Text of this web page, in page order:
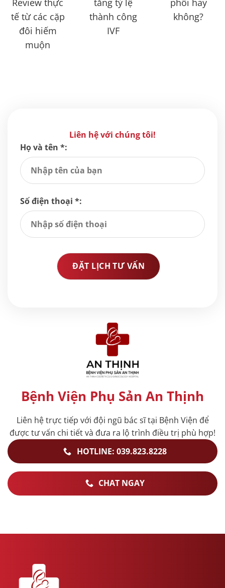
tế từ các cặp
đôi hiếm
muộn
thành công
IVF
không?
Liên hệ với chúng tôi!
Họ và tên *:
Số điện thoại *:
Bệnh Viện Phụ Sản An Thịnh
Liên hệ trực tiếp với đội ngũ bác sĩ tại Bệnh Viện để
được tư vấn chi tiết và đưa ra lộ trình điều trị phù hợp!
HOTLINE: 039.823.8228
CHAT NGAY